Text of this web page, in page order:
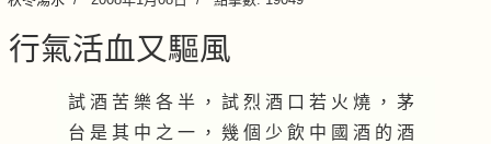
行氣活血又驅風
試 酒 苦 樂 各 半 ， 試 烈 酒 口 若 火 燒 ， 茅
台 是 其 中 之 一 ， 幾 個 少 飲 中 國 酒 的 酒